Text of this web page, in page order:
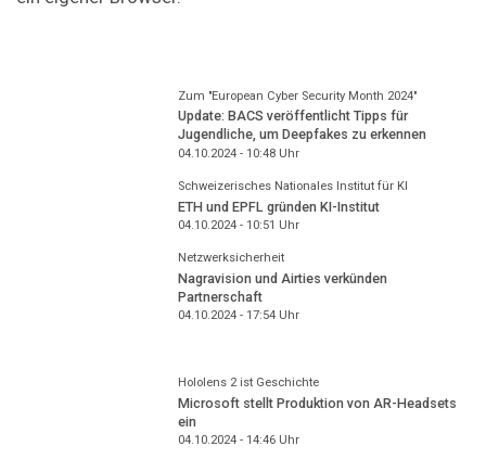
Zum "European Cyber Security Month 2024"
Update: BACS veröffentlicht Tipps für
Jugendliche, um Deepfakes zu erkennen
04.10.2024 - 10:48Uhr
Schweizerisches Nationales Institut für KI
ETH und EPFL gründen KI-Institut
04.10.2024 - 10:51 Uhr
Netzwerksicherheit
Nagravision und Airties verkünden
Partnerschaft
04.10.2024 - 17:54Uhr
Hololens 2 ist Geschichte
Microsoft stellt Produktion von AR-Headsets
ein
04.10.2024 - 14:46Uhr